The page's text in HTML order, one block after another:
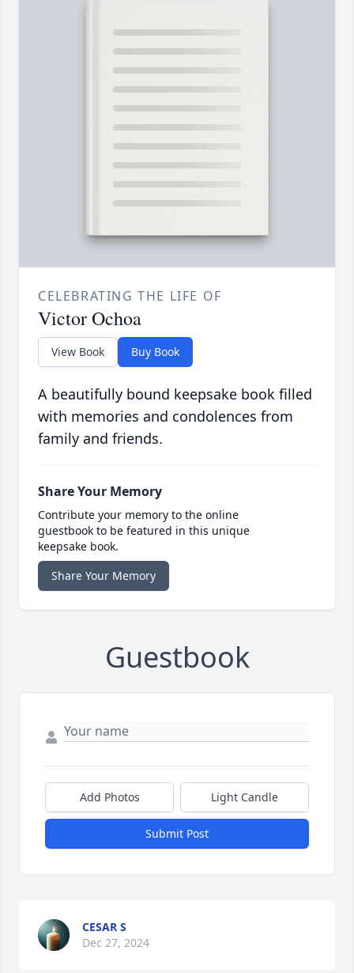
CELEBRATING THE LIFE OF
Victor Ochoa
View Book Buy Book
A beautifully bound keepsake book filled
with memories and condolences from
family and friends.
Share Your Memory
Contribute your memory to the online
guestbook to be featured in this unique
keepsake book.
Share Your Memory
Guestbook
Add Photos Light Candle
Submit Post
CESAR S
Dec 27, 2024